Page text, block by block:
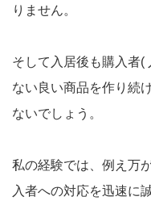
りません。
そして入居後も購入者(
ない良い商品を作り続
ないでしょう。
私の経験では、例え万
入者への対応を迅速に